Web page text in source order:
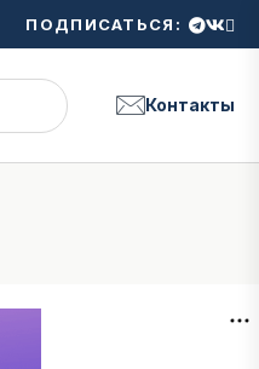
ПОДПИСАТЬСЯ:
Контакты